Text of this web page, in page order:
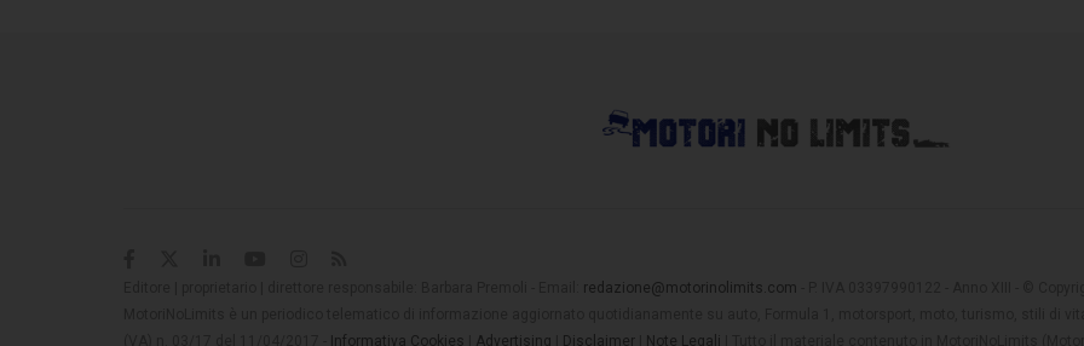
redazione@motorinolimits.com
Informativa Cookies Advertising Disclaimer Note Legali